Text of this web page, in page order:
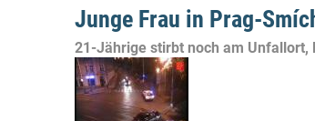
Junge Frau in Prag-
21-Jährige stirbt noch am Unfallort,